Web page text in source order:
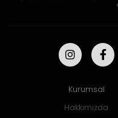
Kurumsal
Hakkımızda